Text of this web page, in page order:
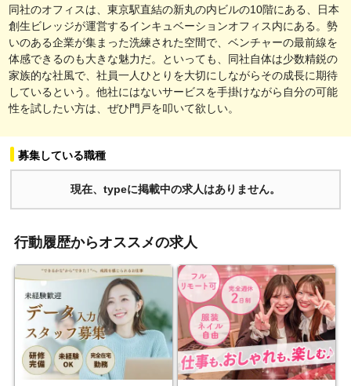
同社のオフィスは、東京駅直結の新丸の内ビルの10階にある、日本
創生ビレッジが運営するインキュベーションオフィス内にある。勢
いのある企業が集まった洗練された空間で、ベンチャーの最前線を
体感できるのも大きな魅力だ。といっても、同社自体は少数精鋭の
家族的な社風で、社員一人ひとりを大切にしながらその成長に期待
しているという。他社にはないサービスを手掛けながら自分の可能
性を試したい方は、ぜひ門戸を叩いて欲しい。
募集している職種
現在、typeに掲載中の求人はありません。
行動履歴からオススメの求人